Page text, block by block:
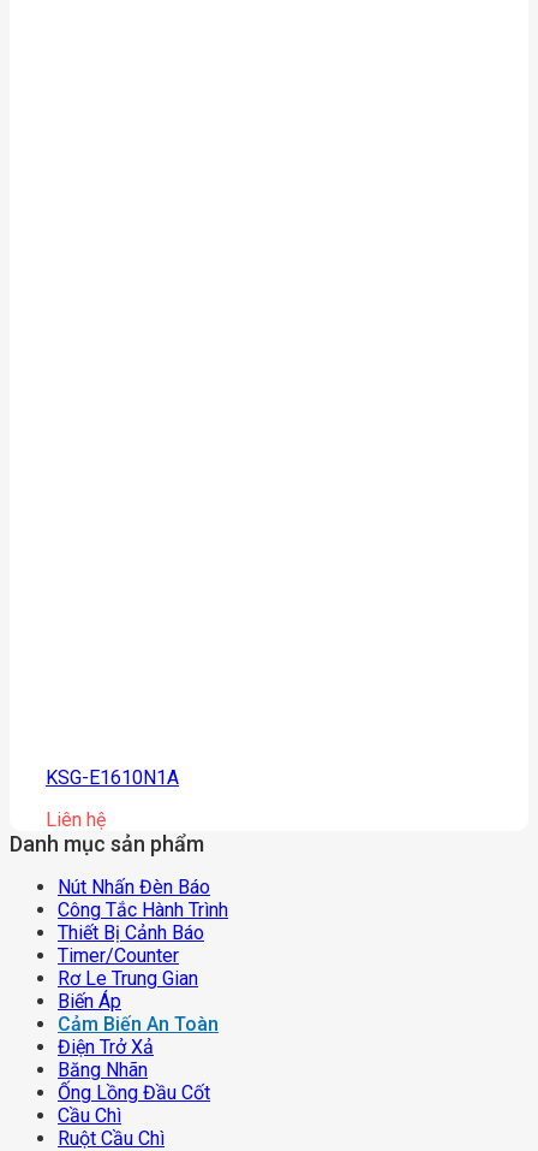
KSG-E1610N1A
Liên hệ
Danh mục sản phẩm
Nút Nhấn Đèn Báo
Công Tắc Hành Trình
Thiết Bị Cảnh Báo
Timer/counter
Rơ Le Trung Gian
Biến Áp
Cảm Biến An Toàn
Điện Trở Xả
Băng Nhãn
Ống Lồng Đầu Cốt
Cầu Chì
Ruột Cầu Chì